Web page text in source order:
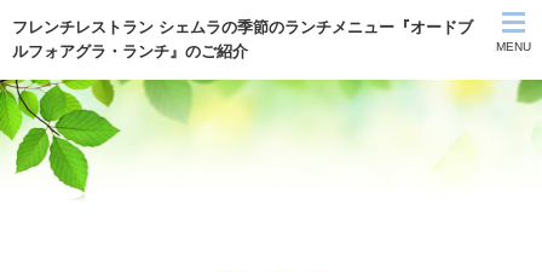
フレンチレストラン シェムラの季節のランチメニュー『オードブ
ルフォアグラ・ランチ』のご紹介
MENU
シェムラTOP
テイクアウト